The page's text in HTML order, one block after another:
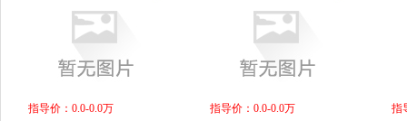
指导价：0.0-0.0万
指导价：0.0-0.0万
指